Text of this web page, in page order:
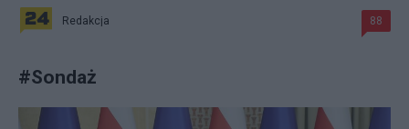
Redakcja 88
#Sondaż